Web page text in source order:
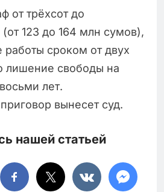
от трёхсот до
123 до 164 млн сумов),
работы сроком от двух
лишение свободы на
лет.
вынесет суд.
нашей статьей